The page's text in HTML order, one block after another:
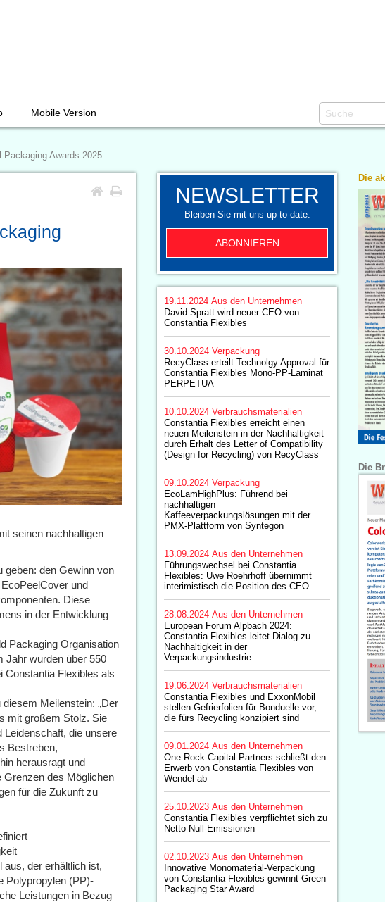
Mobile Version
Awards 2025
seinen nachhaltigen
geben: den Gewinn von
und
Diese
in der Entwicklung
Packaging Organisation
Jahr wurden über 550
Constantia Flexibles als
Meilenstein: „Der
mit großem Stolz. Sie
Leidenschaft, die unsere
Bestreben,
herausragt und
Grenzen des Möglichen
für die Zukunft zu
der erhältlich ist,
Polypropylen (PP)-
Leistungen in Bezug
NEWSLETTER
Bleiben Sie mit uns up-to-date.
ABONNIEREN
19.11.2024 Aus den Unternehmen
David Spratt wird neuer CEO von
Constantia Flexibles
30.10.2024 Verpackung
RecyClass erteilt Technolgy Approval für
Constantia Flexibles Mono-PP-Laminat
PERPETUA
10.10.2024 Verbrauchsmaterialien
Constantia Flexibles erreicht einen
neuen Meilenstein in der Nachhaltigkeit
durch Erhalt des Letter of Compatibility
(Design for Recycling) von RecyClass
09.10.2024 Verpackung
EcoLamHighPlus: Führend bei
nachhaltigen
Kaffeeverpackungslösungen mit der
PMX-Plattform von Syntegon
13.09.2024 Aus den Unternehmen
Führungswechsel bei Constantia
Flexibles: Uwe Roehrhoff übernimmt
interimistisch die Position des CEO
28.08.2024 Aus den Unternehmen
European Forum Alpbach 2024:
Constantia Flexibles leitet Dialog zu
Nachhaltigkeit in der
Verpackungsindustrie
19.06.2024 Verbrauchsmaterialien
Constantia Flexibles und ExxonMobil
stellen Gefrierfolien für Bonduelle vor,
die fürs Recycling konzipiert sind
09.01.2024 Aus den Unternehmen
One Rock Capital Partners schließt den
Erwerb von Constantia Flexibles von
Wendel ab
25.10.2023 Aus den Unternehmen
Constantia Flexibles verpflichtet sich zu
Netto-Null-Emissionen
02.10.2023 Aus den Unternehmen
Innovative Monomaterial-Verpackung
von Constantia Flexibles gewinnt Green
Packaging Star Award
Die
Die